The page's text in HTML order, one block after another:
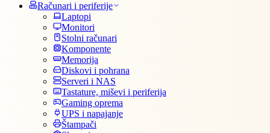
Računari i periferije
Laptopi
Monitori
Stolni računari
Komponente
Memorija
Diskovi i pohrana
Serveri i NAS
Tastature, miševi i periferija
Gaming oprema
UPS i napajanje
Štampači